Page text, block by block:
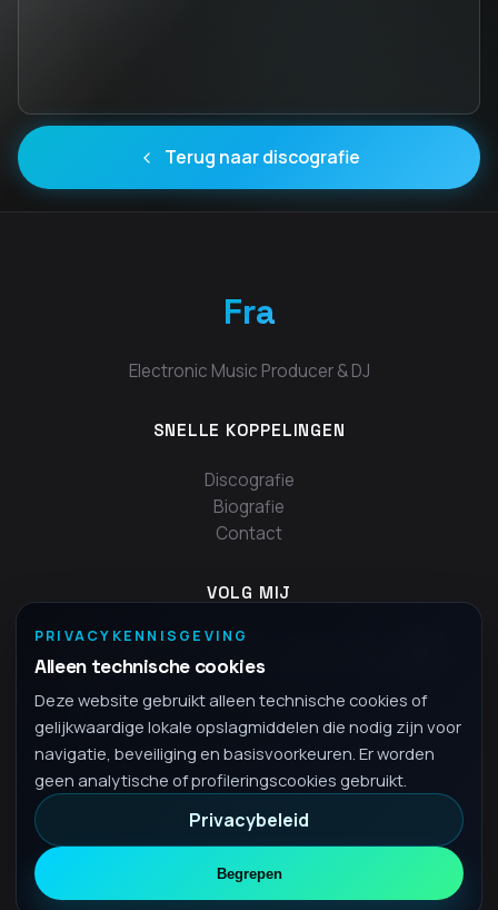
Terug naar discografie
Fra
Electronic Music Producer & DJ
SNELLE KOPPELINGEN
Discografie
Biografie
Contact
VOLG MIJ
Privacybeleid• NLNederlands
PRIVACYKENNISGEVING
Alleen technische cookies
Deze website gebruikt alleen technische cookies of
gelijkwaardige lokale opslagmiddelen die nodig zijn voor
navigatie, beveiliging en basisvoorkeuren. Er worden
geen analytische of profileringscookies gebruikt.
Privacybeleid
Begrepen